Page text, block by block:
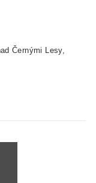
Černými Lesy,